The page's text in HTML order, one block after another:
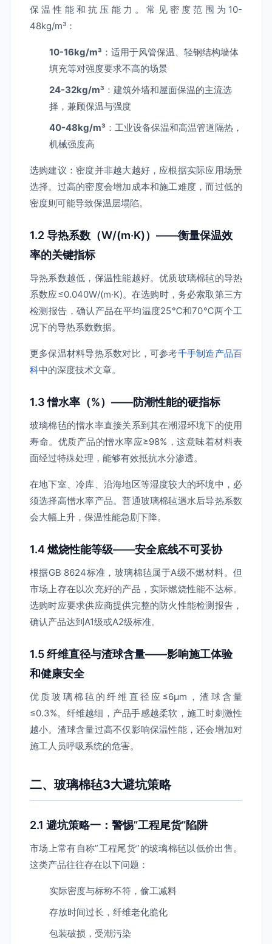
保温性能和抗压能力。常见密度范围为10-
48kg/m³：
10-16kg/m³ ：适用于风管保温、轻钢结构墙体
填充等对强度要求不高的场景
24-32kg/m³ ：建筑外墙和屋面保温的主流选
择，兼顾保温与强度
40-48kg/m³ ：工业设备保温和高温管道隔热，
机械强度高
选购建议：密度并非越大越好，应根据实际应用场景
选择。过高的密度会增加成本和施工难度，而过低的
密度则可能导致保温层塌陷。
1.2 导热系数（W/(m·K)）——衡量保温效
率的关键指标
导热系数越低，保温性能越好。优质玻璃棉毡的导热
系数应≤0.040W/(m·K)。在选购时，务必索取第三方
检测报告，确认产品在平均温度25℃和70℃两个工
况下的导热系数数据。
更多保温材料导热系数对比，可参考千手制造产品百
科中的深度技术文章。
1.3 憎水率（%）——防潮性能的硬指标
玻璃棉毡的憎水率直接关系到其在潮湿环境下的使用
寿命。优质产品的憎水率应≥98%，这意味着材料表
面经过特殊处理，能够有效抵抗水分渗透。
在地下室、冷库、沿海地区等湿度较大的环境中，必
须选择高憎水率产品。普通玻璃棉毡遇水后导热系数
会大幅上升，保温性能急剧下降。
1.4 燃烧性能等级——安全底线不可妥协
根据GB 8624标准，玻璃棉毡属于A级不燃材料。但
市场上存在以次充好的产品，实际燃烧性能不达标。
选购时应要求供应商提供完整的防火性能检测报告，
确认产品达到A1级或A2级标准。
1.5 纤维直径与渣球含量——影响施工体验
和健康安全
优质玻璃棉毡的纤维直径应≤6μm，渣球含量
≤0.3%。纤维越细，产品手感越柔软，施工时刺激性
越小。渣球含量过高不仅影响保温性能，还会增加对
施工人员呼吸系统的危害。
二、玻璃棉毡3大避坑策略
2.1 避坑策略一：警惕”工程尾货”陷阱
市场上常有自称”工程尾货”的玻璃棉毡以低价出售。
这类产品往往存在以下问题：
实际密度与标称不符，偷工减料
存放时间过长，纤维老化脆化
包装破损，受潮污染